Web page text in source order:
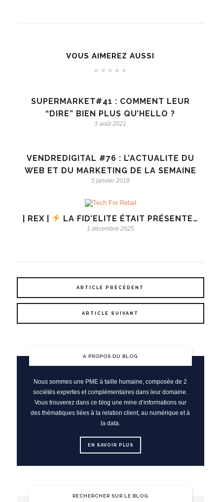
VOUS AIMEREZ AUSSI
SUPERMARKET#41 : COMMENT LEUR
“DIRE” BIEN PLUS QU’HELLO ?
3 août 2021
VENDREDIGITAL #76 : L’ACTUALITE DU
WEB ET DU MARKETING DE LA SEMAINE
5 janvier 2018
| REX | LA FID’ELITE ÉTAIT PRÉSENTE…
1 décembre 2025
ARTICLE PRÉCÉDENT
ARTICLE SUIVANT
A PROPOS DU BLOG
Nous sommes une PME à taille humaine, composée de 2
sociétés expertes et complémentaires dans leur domaine.
Vous trouverez dans ce blog une mine d’informations sur
des thématiques liées à la relation client, au numérique et à
la data.
EN SAVOIR PLUS
RECHERCHER SUR LE BLOG